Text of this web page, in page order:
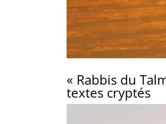
« Rabbis du
textes cryptés